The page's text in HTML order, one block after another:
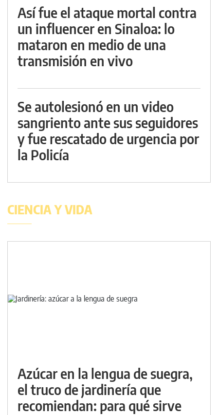
Así fue el ataque mortal contra
un influencer en Sinaloa: lo
mataron en medio de una
transmisión en vivo
Se autolesionó en un video
sangriento ante sus seguidores
y fue rescatado de urgencia por
la Policía
CIENCIA Y VIDA
Azúcar en la lengua de suegra,
el truco de jardinería que
recomiendan: para qué sirve